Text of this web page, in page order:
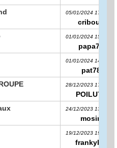
05/01/2024 17:28:00
cribouli
01/01/2024 15:28:37
papa76
01/01/2024 14:38:23
pat78
28/12/2023 17:16:05
POILU78
24/12/2023 13:25:08
mosin
19/12/2023 19:07:20
frankybo